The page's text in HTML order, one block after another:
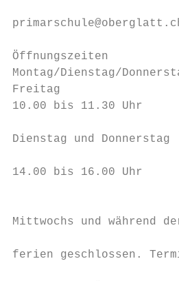
Öffnungszeiten
Montag/Dienstag/
Freitag
10.00 bis 11.30
Dienstag und
14.00 bis 16.00 Uhr
Mittwochs und
ferien geschlossen.